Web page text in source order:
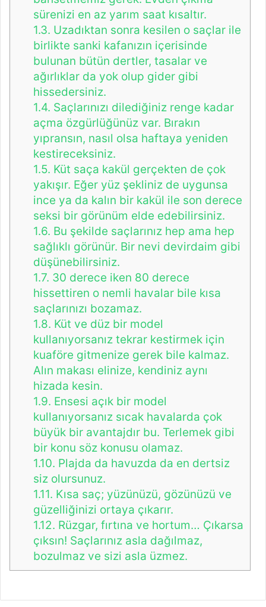
sürenizi en az yarım saat kısaltır.
1.3. Uzadıktan sonra kesilen o saçlar ile
birlikte sanki kafanızın içerisinde
bulunan bütün dertler, tasalar ve
ağırlıklar da yok olup gider gibi
hissedersiniz.
1.4. Saçlarınızı dilediğiniz renge kadar
açma özgürlüğünüz var. Bırakın
yıpransın, nasıl olsa haftaya yeniden
kestireceksiniz.
1.5. Küt saça kakül gerçekten de çok
yakışır. Eğer yüz şekliniz de uygunsa
ince ya da kalın bir kakül ile son derece
seksi bir görünüm elde edebilirsiniz.
1.6. Bu şekilde saçlarınız hep ama hep
sağlıklı görünür. Bir nevi devirdaim gibi
düşünebilirsiniz.
1.7. 30 derece iken 80 derece
hissettiren o nemli havalar bile kısa
saçlarınızı bozamaz.
1.8. Küt ve düz bir model
kullanıyorsanız tekrar kestirmek için
kuaföre gitmenize gerek bile kalmaz.
Alın makası elinize, kendiniz aynı
hizada kesin.
1.9. Ensesi açık bir model
kullanıyorsanız sıcak havalarda çok
büyük bir avantajdır bu. Terlemek gibi
bir konu söz konusu olamaz.
1.10. Plajda da havuzda da en dertsiz
siz olursunuz.
1.11. Kısa saç; yüzünüzü, gözünüzü ve
güzelliğinizi ortaya çıkarır.
1.12. Rüzgar, fırtına ve hortum… Çıkarsa
çıksın! Saçlarınız asla dağılmaz,
bozulmaz ve sizi asla üzmez.